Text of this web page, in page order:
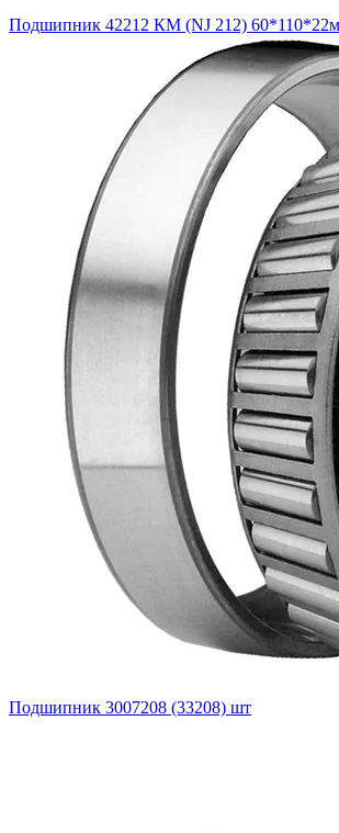
Подшипник 42212 КМ (NJ 212)
Подшипник 3007208 (33208) шт